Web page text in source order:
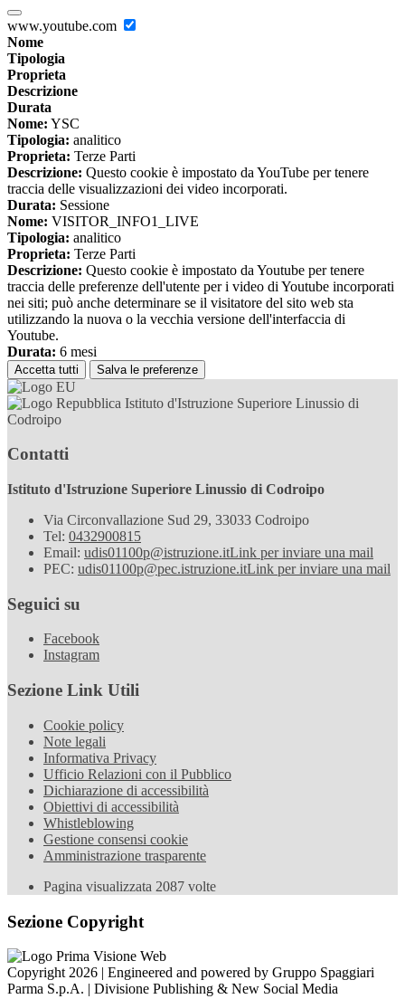
www.youtube.com
Nome
Tipologia
Proprieta
Descrizione
Durata
Nome: YSC
Tipologia: analitico
Proprieta: Terze Parti
Descrizione: Questo cookie è impostato da YouTube per tenere
traccia delle visualizzazioni dei video incorporati.
Durata: Sessione
Nome: VISITOR_INFO1_LIVE
Tipologia: analitico
Proprieta: Terze Parti
Descrizione: Questo cookie è impostato da Youtube per tenere
traccia delle preferenze dell'utente per i video di Youtube incorporati
nei siti; può anche determinare se il visitatore del sito web sta
utilizzando la nuova o la vecchia versione dell'interfaccia di
Youtube.
Durata: 6 mesi
Accetta tutti Salva le preferenze
Istituto d'Istruzione Superiore Linussio di
Codroipo
Contatti
Istituto d'Istruzione Superiore Linussio di Codroipo
Via Circonvallazione Sud 29, 33033 Codroipo
Tel: 0432900815
Email: udis01100p@istruzione.itLink per inviare una mail
PEC: udis01100p@pec.istruzione.itLink per inviare una mail
Seguici su
Facebook
Instagram
Sezione Link Utili
Cookie policy
Note legali
Informativa Privacy
Ufficio Relazioni con il Pubblico
Dichiarazione di accessibilità
Obiettivi di accessibilità
Whistleblowing
Gestione consensi cookie
Amministrazione trasparente
Pagina visualizzata 2087 volte
Sezione Copyright
Copyright 2026 | Engineered and powered by Gruppo Spaggiari
Parma S.p.A. | Divisione Publishing & New Social Media